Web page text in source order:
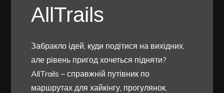
AllTrails
Забракло ідей, куди подітися на вихідних,
але рівень пригод хочеться підняти?
AllTrails – справжній путівник по
маршрутах для хайкінгу, прогулянок,